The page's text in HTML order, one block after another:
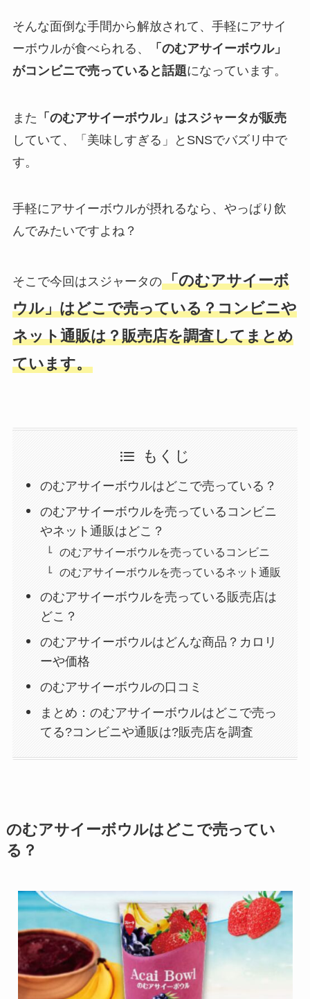
そんな面倒な手間から解放されて、手軽にアサイ
ーボウルが食べられる、
「のむアサイーボウル」
がコンビニで売っていると話題になっています。
また 「のむアサイーボウル」はスジャータが販売
していて、「美味しすぎる」とSNSでバズリ中で
す。
手軽にアサイーボウルが摂れるなら、やっぱり飲
んでみたいですよね？
そこで今回はスジャータの「のむアサイーボ
ウル」はどこで売っている？コンビニや
ネット通販は？販売店を調査してまとめ
ています。
もくじ
のむアサイーボウルはどこで売っている？
のむアサイーボウルを売っているコンビニ
やネット通販はどこ？
のむアサイーボウルを売っているコンビニ
のむアサイーボウルを売っているネット通販
のむアサイーボウルを売っている販売店は
どこ？
のむアサイーボウルはどんな商品？カロリ
ーや価格
のむアサイーボウルの口コミ
まとめ：のむアサイーボウルはどこで売っ
てる?コンビニや通販は?販売店を調査
のむアサイーボウルはどこで売ってい
る？